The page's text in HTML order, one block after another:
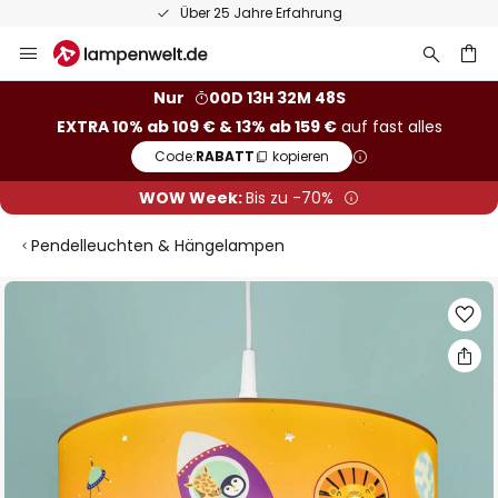
Über 25 Jahre Erfahrung
Inhalt
Nur
00D 13H 32M 47S
EXTRA 10% ab 109 € & 13% ab 159 €auf fast alles
Code:RABATT kopieren
WOW Week:Bis zu -70%
Pendelleuchten & Hängelampen
Zum